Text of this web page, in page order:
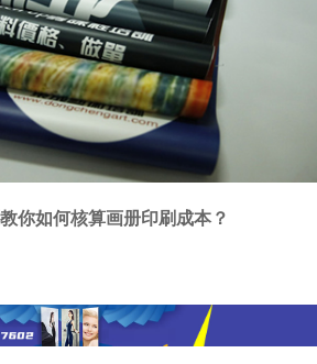
你如何核算画册印刷成本？